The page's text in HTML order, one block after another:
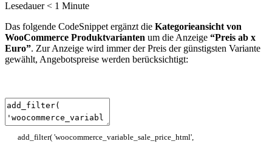
Lesedauer < 1 Minute
Das folgende CodeSnippet ergänzt die Kategorieansicht von
WooCommerce Produktvarianten um die Anzeige “Preis ab x
Euro”. Zur Anzeige wird immer der Preis der günstigsten Variante
gewählt, Angebotspreise werden berücksichtigt:
add_filter( 'woocommerce_variable_sale_price_html',